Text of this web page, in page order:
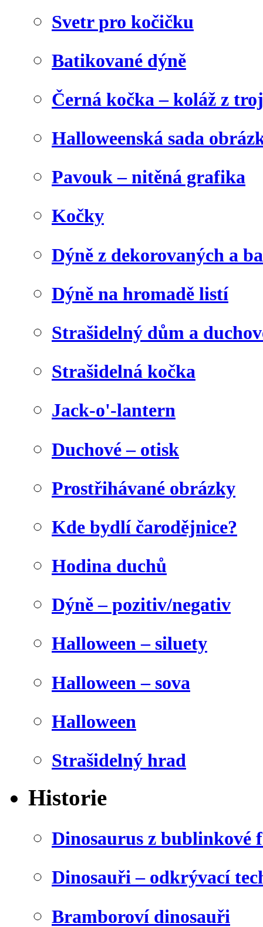
Svetr pro kočičku
Batikované dýně
Černá kočka – koláž z
Halloweenská sada
Pavouk – nitěná grafika
Kočky
Dýně z dekorovaných a
Dýně na hromadě listí
Strašidelný dům a
Strašidelná kočka
Jack-o'-lantern
Duchové – otisk
Prostřihávané obrázky
Kde bydlí čarodějnice?
Hodina duchů
Dýně – pozitiv/negativ
Halloween – siluety
Halloween – sova
Halloween
Strašidelný hrad
Historie
Dinosaurus z bublinkové
Dinosauři – odkrývací
Bramboroví dinosauři